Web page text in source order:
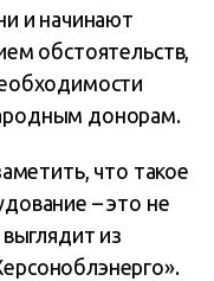
и начинают
обстоятельств,
донорам.
что такое
– это не
из